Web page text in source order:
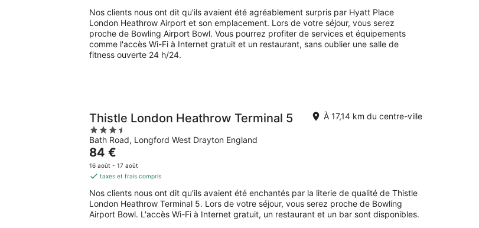
108 €
par
nuit
Nos clients nous ont dit qu'ils avaient été agréablement surpris par Hyatt Place
London Heathrow Airport et son emplacement. Lors de votre séjour, vous serez
proche de Bowling Airport Bowl. Vous pourrez profiter de services et équipements
comme l'accès Wi-Fi à Internet gratuit et un restaurant, sans oublier une salle de
fitness ouverte 24 h/24.
Thistle London Heathrow Terminal 5
3.5
out
of
5
Bath Road, Longford West Drayton England
À 17,14 km du centre-ville
Le
prix
est
84 €
par
nuit
84 €
16 août - 17 août
taxes et frais compris
Nos clients nous ont dit qu'ils avaient été enchantés par la literie de qualité de Thistle
London Heathrow Terminal 5. Lors de votre séjour, vous serez proche de Bowling
Airport Bowl. L'accès Wi-Fi à Internet gratuit, un restaurant et un bar sont disponibles.